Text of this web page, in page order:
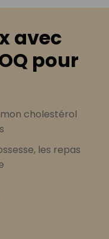
avec
pour
cholestérol
les repas